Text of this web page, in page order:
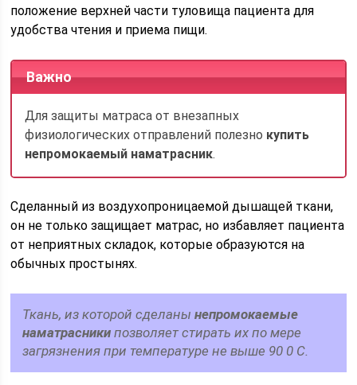
положение верхней части туловища пациента для
удобства чтения и приема пищи.
Важно
Для защиты матраса от внезапных
физиологических отправлений полезно купить
непромокаемый наматрасник.
Сделанный из воздухопроницаемой дышащей ткани,
он не только защищает матрас, но избавляет пациента
от неприятных складок, которые образуются на
обычных простынях.
Ткань, из которой сделанынепромокаемые
наматрасники позволяет стирать их по мере
загрязнения при температуре не выше 90 0 С.